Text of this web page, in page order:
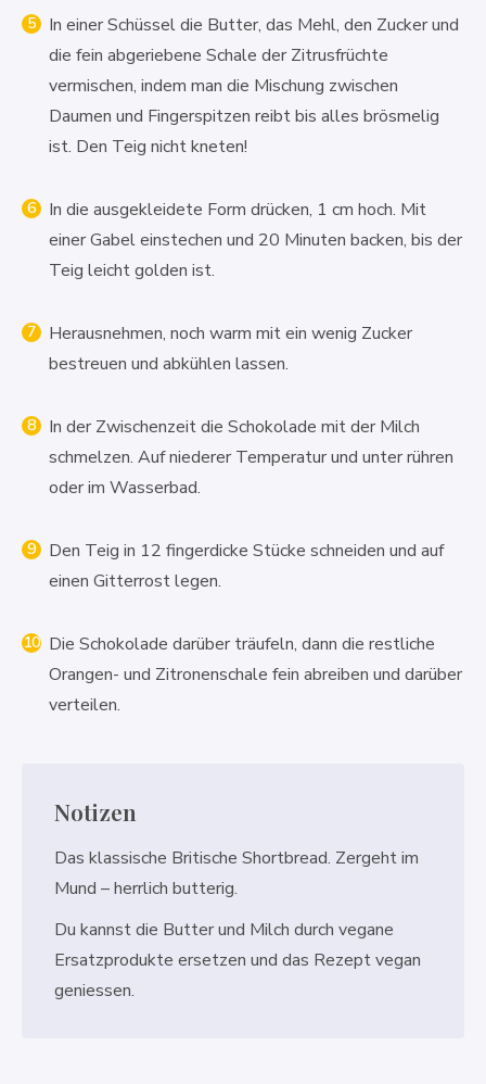
In einer Schüssel die Butter, das Mehl, den Zucker und
die fein abgeriebene Schale der Zitrusfrüchte
vermischen, indem man die Mischung zwischen
Daumen und Fingerspitzen reibt bis alles brösmelig
ist. Den Teig nicht kneten!
In die ausgekleidete Form drücken, 1 cm hoch. Mit
einer Gabel einstechen und 20 Minuten backen, bis der
Teig leicht golden ist.
Herausnehmen, noch warm mit ein wenig Zucker
bestreuen und abkühlen lassen.
In der Zwischenzeit die Schokolade mit der Milch
schmelzen. Auf niederer Temperatur und unter rühren
oder im Wasserbad.
Den Teig in 12 fingerdicke Stücke schneiden und auf
einen Gitterrost legen.
Die Schokolade darüber träufeln, dann die restliche
Orangen- und Zitronenschale fein abreiben und darüber
verteilen.
Notizen
Das klassische Britische Shortbread. Zergeht im
Mund – herrlich butterig.
Du kannst die Butter und Milch durch vegane
Ersatzprodukte ersetzen und das Rezept vegan
geniessen.